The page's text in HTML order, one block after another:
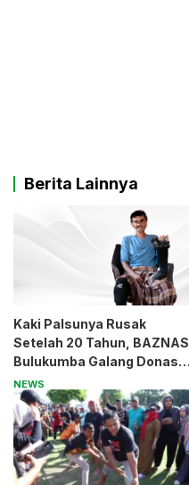
Berita Lainnya
Kaki Palsunya Rusak
Setelah 20 Tahun, BAZNAS
Bulukumba Galang Donasi
untuk Pak Pardi
NEWS